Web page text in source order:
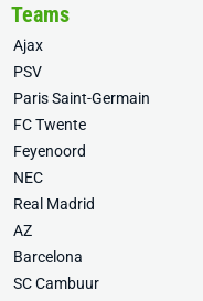
Teams
Ajax
PSV
Paris Saint-Germain
FC Twente
Feyenoord
NEC
Real Madrid
AZ
Barcelona
SC Cambuur